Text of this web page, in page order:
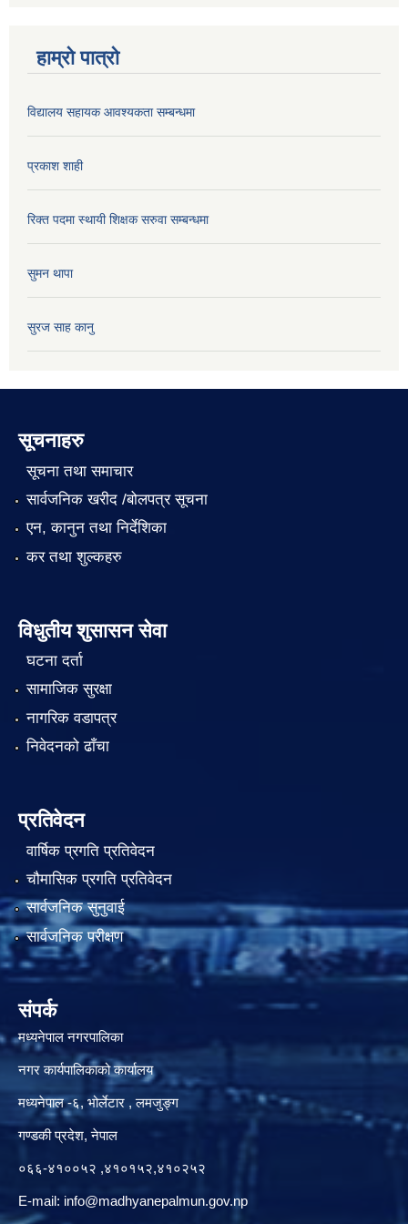
हाम्रो पात्रो
विद्यालय सहायक आवश्यकता सम्बन्धमा
प्रकाश शाही
रिक्त पदमा स्थायी शिक्षक सरुवा सम्बन्धमा
सुमन थापा
सुरज साह कानु
सूचनाहरु
सूचना तथा समाचार
सार्वजनिक खरीद /बोलपत्र सूचना
एन, कानुन तथा निर्देशिका
कर तथा शुल्कहरु
विधुतीय शुसासन सेवा
घटना दर्ता
सामाजिक सुरक्षा
नागरिक वडापत्र
निवेदनको ढाँचा
प्रतिवेदन
वार्षिक प्रगति प्रतिवेदन
चौमासिक प्रगति प्रतिवेदन
सार्वजनिक सुनुवाई
सार्वजनिक परीक्षण
संपर्क
मध्यनेपाल नगरपालिका
नगर कार्यपालिकाको कार्यालय
मध्यनेपाल -६, भोर्लेटार , लमजुङ्ग
गण्डकी प्रदेश, नेपाल
०६६-४१००५२ ,४१०१५२,४१०२५२
E-mail: info@madhyanepalmun.gov.np